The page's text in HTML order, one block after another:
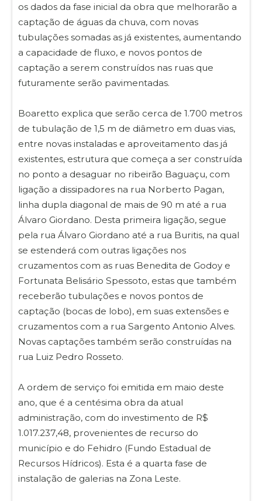
os dados da fase inicial da obra que melhorarão a
captação de águas da chuva, com novas
tubulações somadas as já existentes, aumentando
a capacidade de fluxo, e novos pontos de
captação a serem construídos nas ruas que
futuramente serão pavimentadas.
Boaretto explica que serão cerca de 1.700 metros
de tubulação de 1,5 m de diâmetro em duas vias,
entre novas instaladas e aproveitamento das já
existentes, estrutura que começa a ser construída
no ponto a desaguar no ribeirão Baguaçu, com
ligação a dissipadores na rua Norberto Pagan,
linha dupla diagonal de mais de 90 m até a rua
Álvaro Giordano. Desta primeira ligação, segue
pela rua Álvaro Giordano até a rua Buritis, na qual
se estenderá com outras ligações nos
cruzamentos com as ruas Benedita de Godoy e
Fortunata Belisário Spessoto, estas que também
receberão tubulações e novos pontos de
captação (bocas de lobo), em suas extensões e
cruzamentos com a rua Sargento Antonio Alves.
Novas captações também serão construídas na
rua Luiz Pedro Rosseto.
A ordem de serviço foi emitida em maio deste
ano, que é a centésima obra da atual
administração, com do investimento de R$
1.017.237,48, provenientes de recurso do
município e do Fehidro (Fundo Estadual de
Recursos Hídricos). Esta é a quarta fase de
instalação de galerias na Zona Leste.